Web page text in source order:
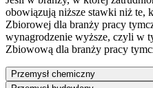
obowiązują niższe stawki niż te,
Zbiorowej dla branży pracy
wynagrodzenie wyższe, czyli w
Zbiowową dla branży pracy
Przemysł chemiczny